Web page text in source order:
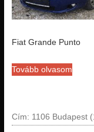
Fiat Grande Punto
Tovább olvasom
Cím: 1106 Budapest